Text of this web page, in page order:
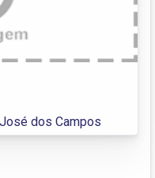
dos Campos